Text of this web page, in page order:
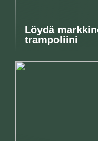
Löydä
trampoliini